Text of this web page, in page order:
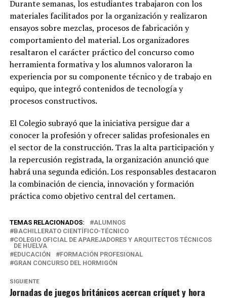
Durante semanas, los estudiantes trabajaron con los
materiales facilitados por la organización y realizaron
ensayos sobre mezclas, procesos de fabricación y
comportamiento del material. Los organizadores
resaltaron el carácter práctico del concurso como
herramienta formativa y los alumnos valoraron la
experiencia por su componente técnico y de trabajo en
equipo, que integró contenidos de tecnología y
procesos constructivos.
El Colegio subrayó que la iniciativa persigue dar a
conocer la profesión y ofrecer salidas profesionales en
el sector de la construcción. Tras la alta participación y
la repercusión registrada, la organización anunció que
habrá una segunda edición. Los responsables destacaron
la combinación de ciencia, innovación y formación
práctica como objetivo central del certamen.
TEMAS RELACIONADOS:
ALUMNOS
BACHILLERATO CIENTÍFICO-TÉCNICO
COLEGIO OFICIAL DE APAREJADORES Y ARQUITECTOS TÉCNICOS
DE HUELVA
EDUCACIÓN
FORMACIÓN PROFESIONAL
GRAN CONCURSO DEL HORMIGÓN
SIGUIENTE
Jornadas de juegos británicos acercan críquet y hora